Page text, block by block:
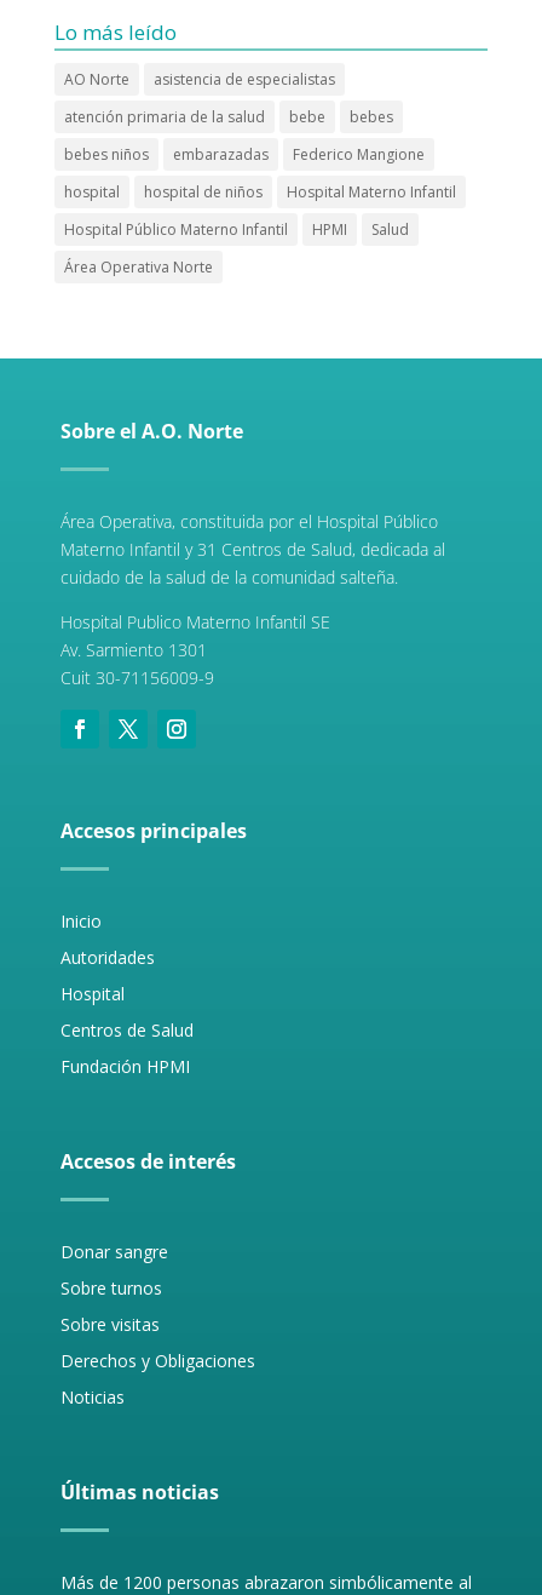
Lo más leído
AO Norte
asistencia de especialistas
atención primaria de la salud
bebe
bebes
bebes niños
embarazadas
Federico Mangione
hospital
hospital de niños
Hospital Materno Infantil
Hospital Público Materno Infantil
HPMI
Salud
Área Operativa Norte
Sobre el A.O. Norte
Área Operativa, constituida por el Hospital Público
Materno Infantil y 31 Centros de Salud, dedicada al
cuidado de la salud de la comunidad salteña.
Hospital Publico Materno Infantil SE
Av. Sarmiento 1301
Cuit 30-71156009-9
Accesos principales
Inicio
Autoridades
Hospital
Centros de Salud
Fundación HPMI
Accesos de interés
Donar sangre
Sobre turnos
Sobre visitas
Derechos y Obligaciones
Noticias
Últimas noticias
Más de 1200 personas abrazaron simbólicamente al